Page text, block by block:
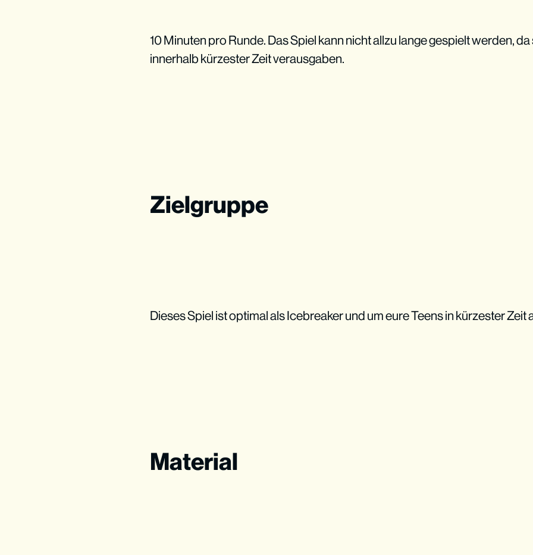
10 Minuten pro Runde. Das Spiel kann nicht allzu lange gespielt werden,
innerhalb kürzester Zeit verausgaben.
Zielgruppe
Dieses Spiel ist optimal als Icebreaker und um eure Teens in kürzester Zeit
Material